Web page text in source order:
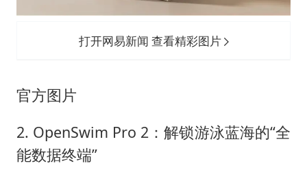
打开网易新闻 查看精彩图片
官方图片
2. OpenSwim Pro 2：解锁游泳蓝海的“全
能数据终端”